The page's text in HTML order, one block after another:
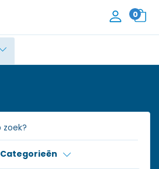
0
Categorieën